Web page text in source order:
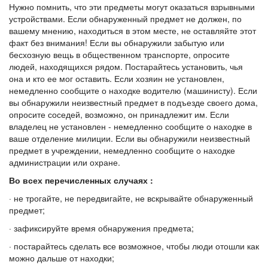
Нужно помнить, что эти предметы могут оказаться взрывными
устройствами. Если обнаруженный предмет не должен, по
вашему мнению, находиться в этом месте, не оставляйте этот
факт без внимания! Если вы обнаружили забытую или
бесхозную вещь в общественном транспорте, опросите
людей, находящихся рядом. Постарайтесь установить, чья
она и кто ее мог оставить. Если хозяин не установлен,
немедленно сообщите о находке водителю (машинисту). Если
вы обнаружили неизвестный предмет в подъезде своего дома,
опросите соседей, возможно, он принадлежит им. Если
владелец не установлен - немедленно сообщите о находке в
ваше отделение милиции. Если вы обнаружили неизвестный
предмет в учреждении, немедленно сообщите о находке
администрации или охране.
Во всех перечисленных случаях :
· не трогайте, не передвигайте, не вскрывайте обнаруженный
предмет;
· зафиксируйте время обнаружения предмета;
· постарайтесь сделать все возможное, чтобы люди отошли как
можно дальше от находки;